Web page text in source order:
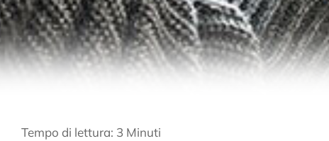
Tempo di lettura: 3 Minuti